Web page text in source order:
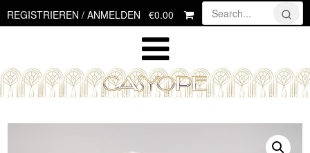
Skip
to
REGISTRIEREN / ANMELDEN €0.00